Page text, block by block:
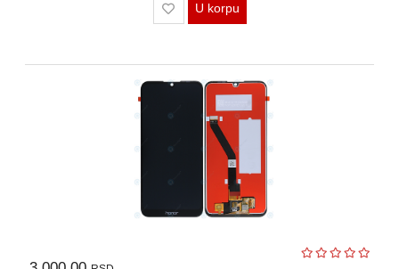
U korpu